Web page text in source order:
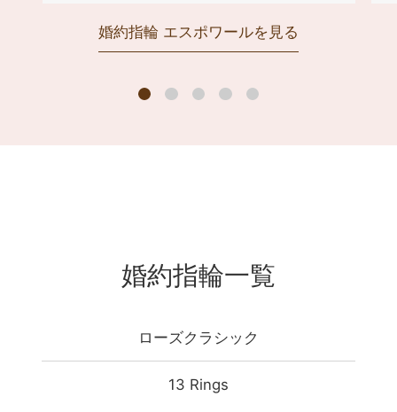
ローズクラシックの婚約指輪と結婚指輪は、
手元をより華やかに演出する、自分らし
婚約指輪 エスポワールを見る
婚約指輪一覧
ローズクラシック
13 Rings